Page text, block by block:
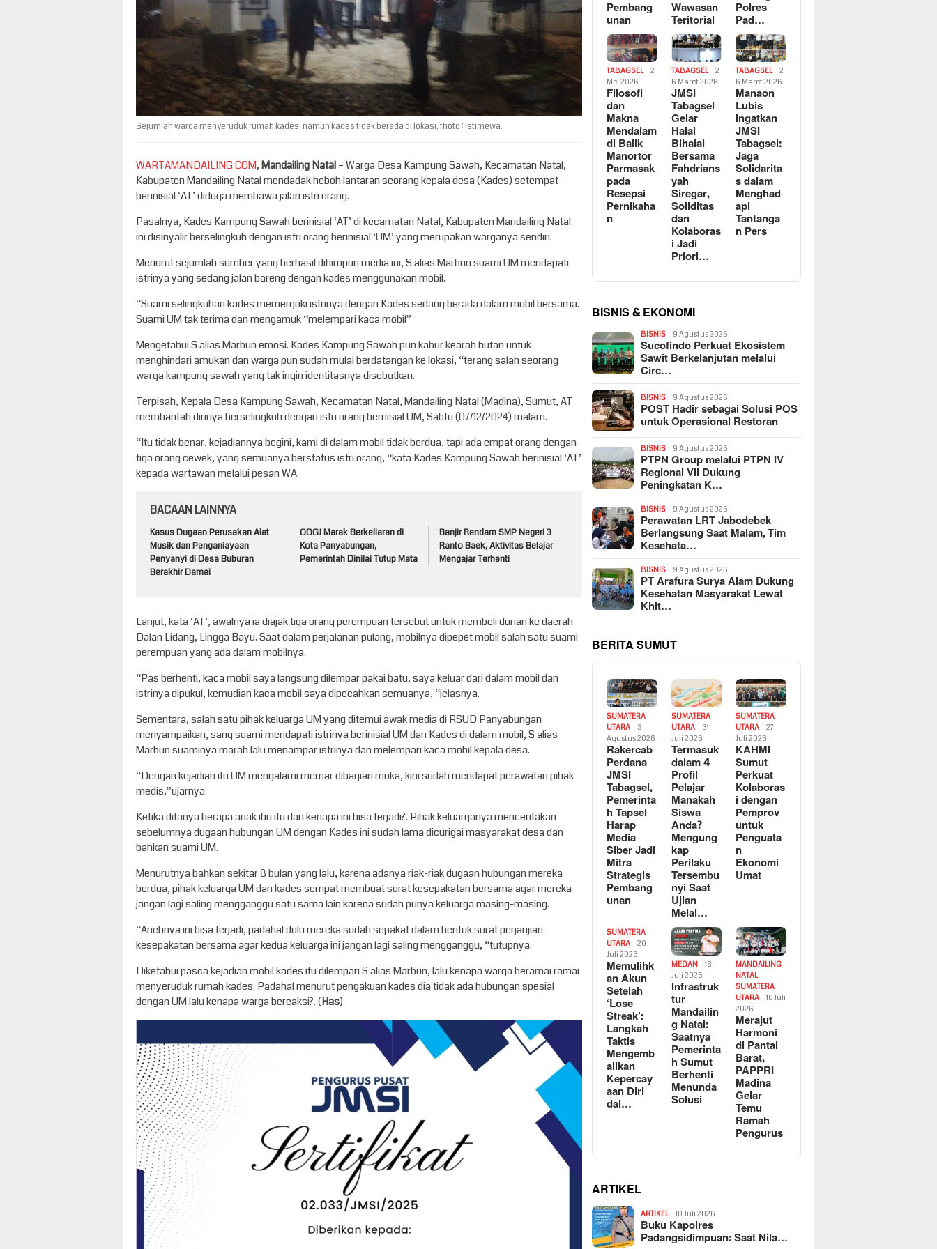
Sejumlah warga menyeruduk rumah kades, namun kades tidak berada di lokasi, fhoto : Istimewa.
WARTAMANDAILING.COM,Mandailing Natal– Warga Desa Kampung Sawah, Kecamatan Natal,
Kabupaten Mandailing Natal mendadak heboh lantaran seorang kepala desa (Kades) setempat
berinisial ‘AT’ diduga membawa jalan istri orang.
Pasalnya, Kades Kampung Sawah berinisial ‘AT’ di kecamatan Natal, Kabupaten Mandailing Natal
ini disinyalir berselingkuh dengan istri orang berinisial ‘UM’ yang merupakan warganya sendiri.
Menurut sejumlah sumber yang berhasil dihimpun media ini, S alias Marbun suami UM mendapati
istrinya yang sedang jalan bareng dengan kades menggunakan mobil.
“Suami selingkuhan kades memergoki istrinya dengan Kades sedang berada dalam mobil bersama.
Suami UM tak terima dan mengamuk “melempari kaca mobil”
Mengetahui S alias Marbun emosi. Kades Kampung Sawah pun kabur kearah hutan untuk
menghindari amukan dan warga pun sudah mulai berdatangan ke lokasi, “terang salah seorang
warga kampung sawah yang tak ingin identitasnya disebutkan.
Terpisah, Kepala Desa Kampung Sawah, Kecamatan Natal, Mandailing Natal (Madina), Sumut, AT
membantah dirinya berselingkuh dengan istri orang bernisial UM, Sabtu (07/12/2024) malam.
“Itu tidak benar, kejadiannya begini, kami di dalam mobil tidak berdua, tapi ada empat orang dengan
tiga orang cewek, yang semuanya berstatus istri orang, “kata Kades Kampung Sawah berinisial ‘AT’
kepada wartawan melalui pesan WA.
BACAAN LAINNYA
Kasus Dugaan Perusakan Alat
Musik dan Penganiayaan
Penyanyi di Desa Buburan
Berakhir Damai
ODGJ Marak Berkeliaran di
Kota Panyabungan,
Pemerintah Dinilai Tutup Mata
Banjir Rendam SMP Negeri 3
Ranto Baek, Aktivitas Belajar
Mengajar Terhenti
Lanjut, kata ‘AT’, awalnya ia diajak tiga orang perempuan tersebut untuk membeli durian ke daerah
Dalan Lidang, Lingga Bayu. Saat dalam perjalanan pulang, mobilnya dipepet mobil salah satu suami
perempuan yang ada dalam mobilnya.
“Pas berhenti, kaca mobil saya langsung dilempar pakai batu, saya keluar dari dalam mobil dan
istrinya dipukul, kemudian kaca mobil saya dipecahkan semuanya, “jelasnya.
Sementara, salah satu pihak keluarga UM yang ditemui awak media di RSUD Panyabungan
menyampaikan, sang suami mendapati istrinya berinisial UM dan Kades di dalam mobil, S alias
Marbun suaminya marah lalu menampar istrinya dan melempari kaca mobil kepala desa.
“Dengan kejadian itu UM mengalami memar dibagian muka, kini sudah mendapat perawatan pihak
medis,”ujarnya.
Ketika ditanya berapa anak ibu itu dan kenapa ini bisa terjadi?. Pihak keluarganya menceritakan
sebelumnya dugaan hubungan UM dengan Kades ini sudah lama dicurigai masyarakat desa dan
bahkan suami UM.
Menurutnya bahkan sekitar 8 bulan yang lalu, karena adanya riak-riak dugaan hubungan mereka
berdua, pihak keluarga UM dan kades sempat membuat surat kesepakatan bersama agar mereka
jangan lagi saling mengganggu satu sama lain karena sudah punya keluarga masing-masing.
“Anehnya ini bisa terjadi, padahal dulu mereka sudah sepakat dalam bentuk surat perjanjian
kesepakatan bersama agar kedua keluarga ini jangan lagi saling mengganggu, “tutupnya.
Diketahui pasca kejadian mobil kades itu dilempari S alias Marbun, lalu kenapa warga beramai ramai
menyeruduk rumah kades. Padahal menurut pengakuan kades dia tidak ada hubungan spesial
dengan UM lalu kenapa warga bereaksi?. (Has)
Pembang
unan
Wawasan
Teritorial
Polres
Pad…
TABAGSEL
2
Mei 2026
Filosofi
dan
Makna
Mendalam
di Balik
Manortor
Parmasak
pada
Resepsi
Pernikaha
n
TABAGSEL
2
6 Maret 2026
JMSI
Tabagsel
Gelar
Halal
Bihalal
Bersama
Fahdrians
yah
Siregar,
Soliditas
dan
Kolaboras
i Jadi
Priori…
TABAGSEL
2
6 Maret 2026
Manaon
Lubis
Ingatkan
JMSI
Tabagsel:
Jaga
Solidarita
s dalam
Menghad
api
Tantanga
n Pers
BISNIS & EKONOMI
BISNIS 9 Agustus 2026
Sucofindo Perkuat Ekosistem
Sawit Berkelanjutan melalui
Circ…
BISNIS 9 Agustus 2026
POST Hadir sebagai Solusi POS
untuk Operasional Restoran
BISNIS 9 Agustus 2026
PTPN Group melalui PTPN IV
Regional VII Dukung
Peningkatan K…
BISNIS 9 Agustus 2026
Perawatan LRT Jabodebek
Berlangsung Saat Malam, Tim
Kesehata…
BISNIS 9 Agustus 2026
PT Arafura Surya Alam Dukung
Kesehatan Masyarakat Lewat
Khit…
BERITA SUMUT
SUMATERA
UTARA
3
Agustus 2026
Rakercab
Perdana
JMSI
Tabagsel,
Pemerinta
h Tapsel
Harap
Media
Siber Jadi
Mitra
Strategis
Pembang
unan
SUMATERA
UTARA
31
Juli 2026
Termasuk
dalam 4
Profil
Pelajar
Manakah
Siswa
Anda?
Mengung
kap
Perilaku
Tersembu
nyi Saat
Ujian
Melal…
SUMATERA
UTARA
27
Juli 2026
KAHMI
Sumut
Perkuat
Kolaboras
i dengan
Pemprov
untuk
Penguata
n
Ekonomi
Umat
SUMATERA
UTARA
20
Juli 2026
Memulihk
an Akun
Setelah
‘Lose
Streak’:
Langkah
Taktis
Mengemb
alikan
Kepercay
aan Diri
dal…
MEDAN
18
Juli 2026
Infrastruk
tur
Mandailin
g Natal:
Saatnya
Pemerinta
h Sumut
Berhenti
Menunda
Solusi
MANDAILING
NATAL,
SUMATERA
UTARA
18 Juli
2026
Merajut
Harmoni
di Pantai
Barat,
PAPPRI
Madina
Gelar
Temu
Ramah
Pengurus
ARTIKEL
ARTIKEL 10 Juli 2026
Buku Kapolres
Padangsidimpuan: Saat Nila…